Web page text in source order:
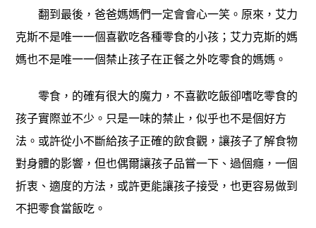
翻到最後，爸爸媽媽們一定會會心一笑。原來，艾力
克斯不是唯一一個喜歡吃各種零食的小孩；艾力克斯的媽
媽也不是唯一一個禁止孩子在正餐之外吃零食的媽媽。
零食，的確有很大的魔力，不喜歡吃飯卻嗜吃零食的
孩子實際並不少。只是一味的禁止，似乎也不是個好方
法。或許從小不斷給孩子正確的飲食觀，讓孩子了解食物
對身體的影響，但也偶爾讓孩子品嘗一下、過個癮，一個
折衷、適度的方法，或許更能讓孩子接受，也更容易做到
不把零食當飯吃。